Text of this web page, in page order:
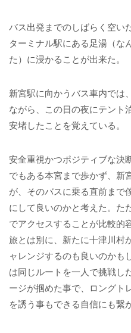
バス出発までのしばらく空い
ターミナル駅にある足湯（な
た）に浸かることが出来た。
新宮駅に向かうバス車内では
ながら、この日の夜にテント
安堵したことを覚えている。
安全重視かつポジティブな決
でもある本宮まで歩かず、新
が、そのバスに乗る直前まで
にして良いのかと考えた。た
でアクセスすることが比較的
旅とは別に、新たに十津川村
ャレンジするのも良いのかも
は同じルートを一人で挑戦し
ージが掴めた事で、ロングト
を誘う事もできる自信にも繋